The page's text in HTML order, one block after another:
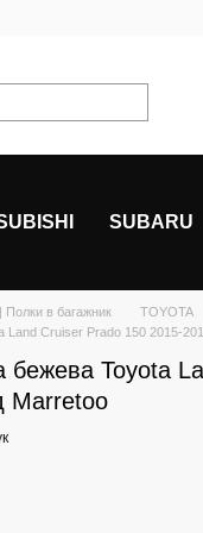
SUBARU
Полки в багажник
TOYOTA
Land Cruiser Prado 150 2015-
бежева Toyota
Marretoo